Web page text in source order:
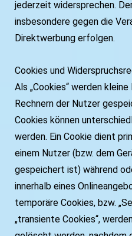
jederzeit widersprechen.
insbesondere gegen die
Direktwerbung erfolgen.
Cookies und
Als „Cookies“ werden
Rechnern der Nutzer
Cookies können
werden. Ein Cookie dient
einem Nutzer (bzw. dem
gespeichert ist) während
innerhalb eines
temporäre Cookies, bzw.
„transiente Cookies“,